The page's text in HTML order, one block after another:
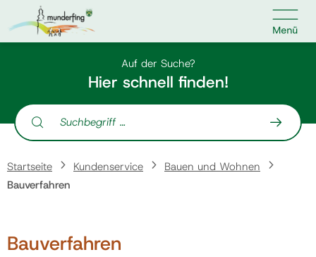
Kontakt 
Suche nach:
Home
Kundenservice
Auf der Suche?
Hier schnell finden!
Suche nach:
Startseite Kundenservice
Bauen und Wohnen
Bauverfahren
Bauverfahren